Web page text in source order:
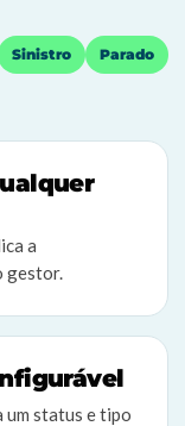
Sinistro Parado
a
gestor.
um status e tipo